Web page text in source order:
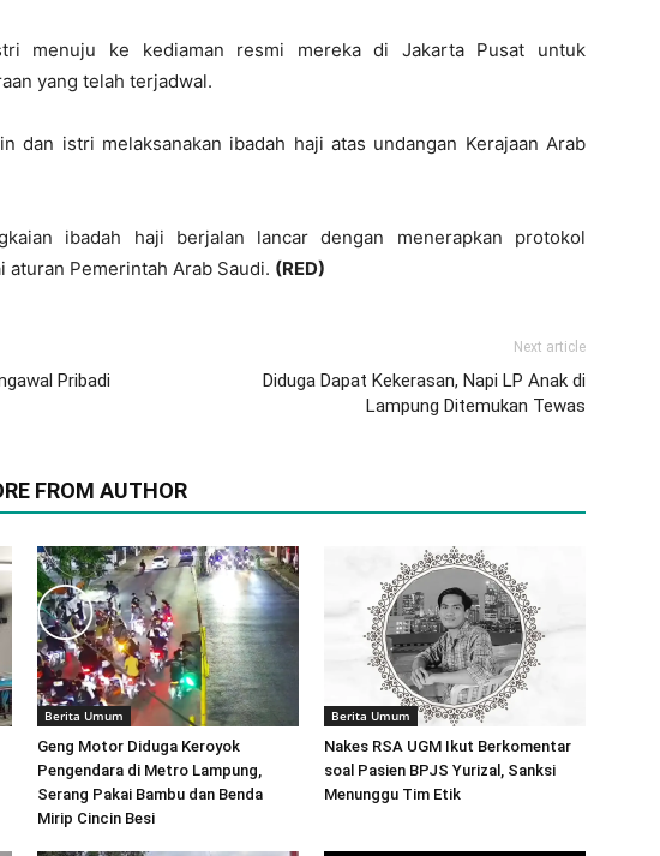
menuju ke kediaman resmi mereka di Jakarta Pusat untuk
yang telah terjadwal.
dan istri melaksanakan ibadah haji atas undangan Kerajaan Arab
ibadah haji berjalan lancar dengan menerapkan protokol
aturan Pemerintah Arab Saudi. (RED)
Pribadi
Next article
Diduga Dapat Kekerasan, Napi LP Anak di
Lampung Ditemukan Tewas
FROM AUTHOR
Berita Umum
Geng Motor Diduga Keroyok
Pengendara di Metro Lampung,
Serang Pakai Bambu dan Benda
Mirip Cincin Besi
Berita Umum
Nakes RSA UGM Ikut Berkomentar
soal Pasien BPJS Yurizal, Sanksi
Menunggu Tim Etik